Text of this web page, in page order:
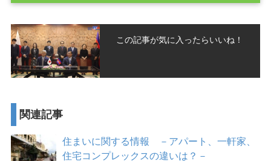
この記事が気に入ったらいいね！
関連記事
住まいに関する情報 －アパート、一軒家、
住宅コンプレックスの違いは？－